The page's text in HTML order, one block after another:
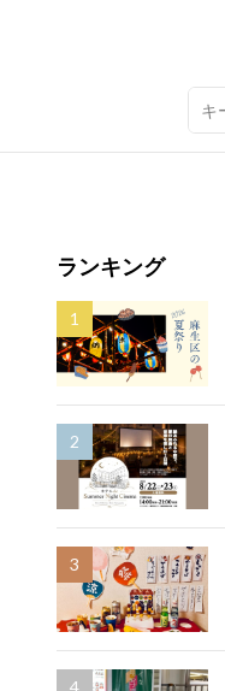
ランキング